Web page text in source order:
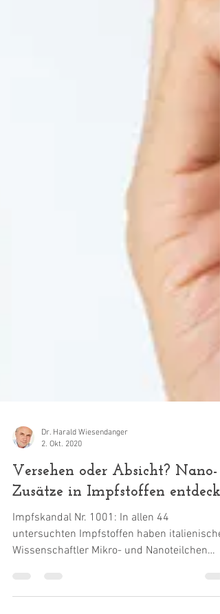
Dr. Harald Wiesendanger
2. Okt. 2020
Zusätze in Impfstoffen entdeckt
Impfskandal Nr. 1001: In allen 44